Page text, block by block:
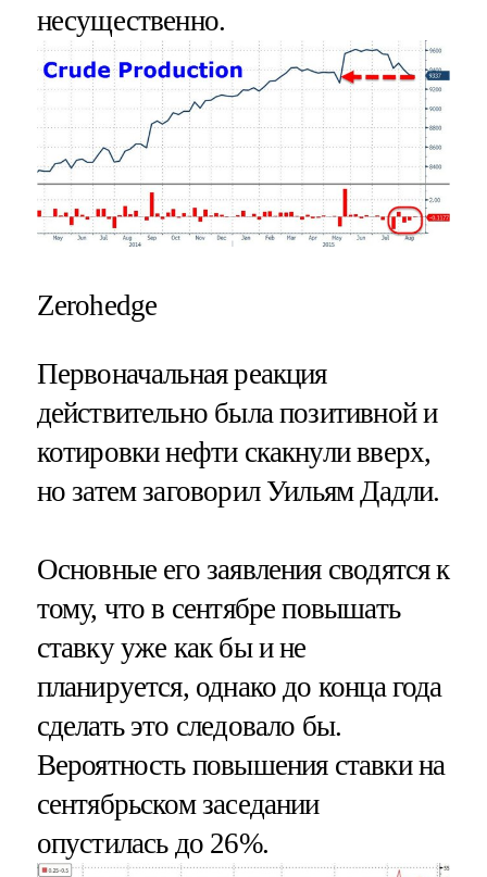
несущественно.
Zerohedge
Первоначальная реакция
действительно была позитивной и
котировки нефти скакнули вверх,
но затем заговорил Уильям Дадли.
Основные его заявления сводятся к
тому, что в сентябре повышать
ставку уже как бы и не
планируется, однако до конца года
сделать это следовало бы.
Вероятность повышения ставки на
сентябрьском заседании
опустилась до 26%.